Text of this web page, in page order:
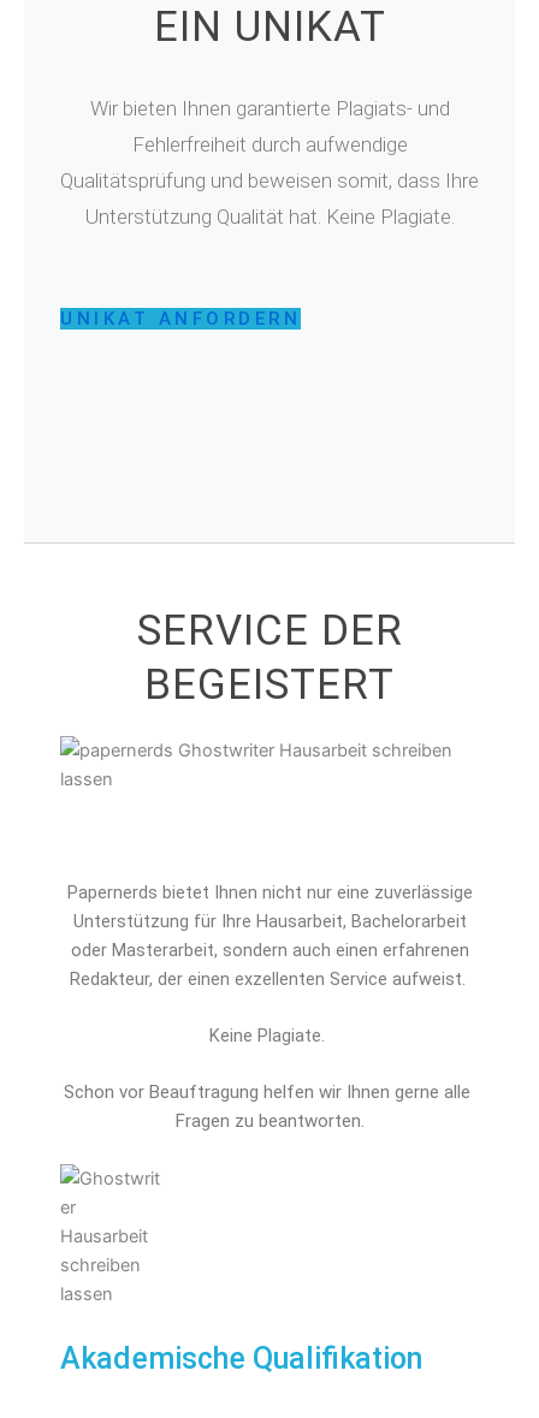
EIN UNIKAT
Wir bieten Ihnen garantierte Plagiats- und
Fehlerfreiheit durch aufwendige
Qualitätsprüfung und beweisen somit, dass Ihre
Unterstützung Qualität hat. Keine Plagiate.
UNIKAT ANFORDERN
SERVICE DER
BEGEISTERT
Papernerds bietet Ihnen nicht nur eine zuverlässige
Unterstützung für Ihre Hausarbeit, Bachelorarbeit
oder Masterarbeit, sondern auch einen erfahrenen
Redakteur, der einen exzellenten Service aufweist.
Keine Plagiate.
Schon vor Beauftragung helfen wir Ihnen gerne alle
Fragen zu beantworten.
Akademische Qualifikation